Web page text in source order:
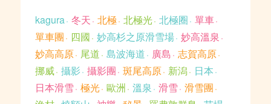
kagura 冬天 北極 北極光 北極圈 單車
單車團
四國 妙高杉之原滑雪場 妙高溫泉
妙高高原 尾道 島波海道 廣島 志賀高原
挪威 攝影 攝影團 斑尾高原 新潟
日本
日本滑雪 極光 歐洲 溫泉 滑雪 滑雪團